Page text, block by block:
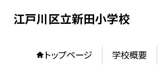
江戸川区立新田小学校
トップページ 学校概要